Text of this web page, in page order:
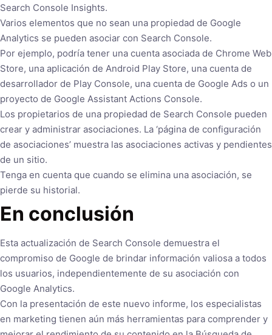
Search Console Insights.
Varios elementos que no sean una propiedad de Google
Analytics se pueden asociar con Search Console.
Por ejemplo, podría tener una cuenta asociada de Chrome Web
Store, una aplicación de Android Play Store, una cuenta de
desarrollador de Play Console, una cuenta de Google Ads o un
proyecto de Google Assistant Actions Console.
Los propietarios de una propiedad de Search Console pueden
crear y administrar asociaciones. La ‘página de configuración
de asociaciones’ muestra las asociaciones activas y pendientes
de un sitio.
Tenga en cuenta que cuando se elimina una asociación, se
pierde su historial.
En conclusión
Esta actualización de Search Console demuestra el
compromiso de Google de brindar información valiosa a todos
los usuarios, independientemente de su asociación con
Google Analytics.
Con la presentación de este nuevo informe, los especialistas
en marketing tienen aún más herramientas para comprender y